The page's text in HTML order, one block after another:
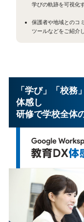
学びの軌跡を可視化
保護者や地域とのコ
ツールなどをご紹介
「学び」「校務
体感し
研修で学校全体